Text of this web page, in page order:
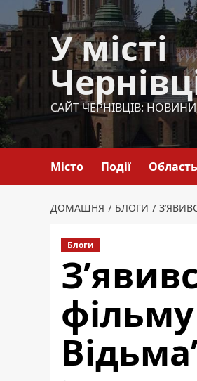
Перейти
до
вмісту
У місті
САЙТ ЧЕРНІВЦІВ:
Місто Події Область
ДОМАШНЯ БЛОГИ
Блоги